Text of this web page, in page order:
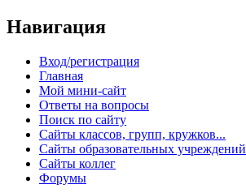
Навигация
Вход/регистрация
Главная
Мой мини-сайт
Ответы на вопросы
Поиск по сайту
Сайты классов, групп, кружков...
Сайты образовательных учреждений
Сайты коллег
Форумы